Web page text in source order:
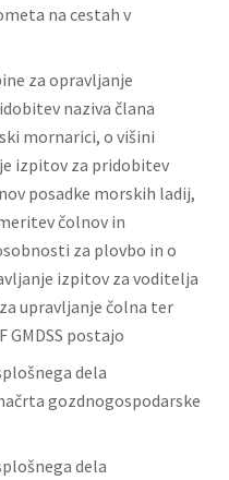
na cestah v
za opravljanje
naziva člana
mornarici, o višini
izpitov za pridobitev
posadke morskih ladij,
čolnov in
za plovbo in o
izpitov za voditelja
upravljanje čolna ter
GMDSS postajo
dela
gozdnogospodarske
dela